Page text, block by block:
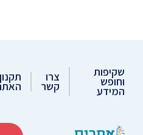
שקיפות
וחופש
המידע
צרו
קשר
תקנון